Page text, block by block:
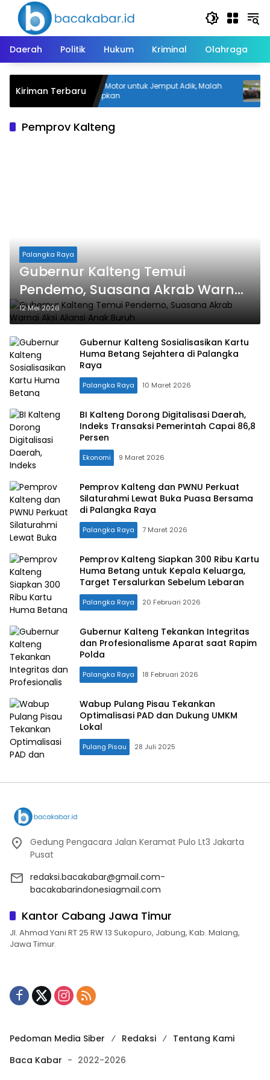
Langsung
konten
Daerah
Politik Hukum Kriminal Olahraga
Kiriman TerbaruPinjam Motor untuk Jemput Adik, Malah
Digelapkan
Pemprov Kalteng
Palangka Raya
Gubernur Kalteng Temui
Pendemo, Suasana Akrab Warnai
Aksi Aliansi Anak Buruh
12 Mei 2026
Gubernur Kalteng Sosialisasikan Kartu
Huma Betang Sejahtera di Palangka
Raya
Palangka Raya 10 Maret 2026
BI Kalteng Dorong Digitalisasi Daerah,
Indeks Transaksi Pemerintah Capai 86,8
Persen
Ekonomi 9 Maret 2026
Pemprov Kalteng dan PWNU Perkuat
Silaturahmi Lewat Buka Puasa Bersama
di Palangka Raya
Palangka Raya 7 Maret 2026
Pemprov Kalteng Siapkan 300 Ribu Kartu
Huma Betang untuk Kepala Keluarga,
Target Tersalurkan Sebelum Lebaran
Palangka Raya 20 Februari 2026
Gubernur Kalteng Tekankan Integritas
dan Profesionalisme Aparat saat Rapim
Polda
Palangka Raya 18 Februari 2026
Wabup Pulang Pisau Tekankan
Optimalisasi PAD dan Dukung UMKM
Lokal
Pulang Pisau 28 Juli 2025
Gedung Pengacara Jalan Keramat Pulo Lt3 Jakarta
Pusat
redaksi.bacakabar@gmail.com-
bacakabarindonesiagmail.com
Kantor Cabang Jawa Timur
Jl. Ahmad Yani RT 25 RW 13 Sukopuro, Jabung, Kab. Malang,
Jawa Timur.
Pedoman Media Siber Redaksi
Tentang Kami
Baca Kabar - 2022-2026